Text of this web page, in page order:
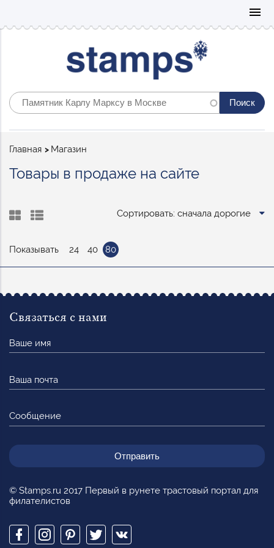
menu
Строка
Главная Магазин
Товары в продаже на сайте
Сортировать: сначала дорогие
Показывать 24 40 80
© Stamps.ru 2017 Первый в рунете трастовый портал для
филателистов
Связаться с нами
имя
почта
Сообщение